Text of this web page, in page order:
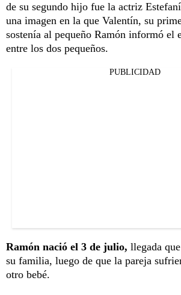
de su segundo hijo fue la actriz
una imagen en la que Valentín, su
sostenía al pequeño Ramón informó el
entre los dos pequeños.
PUBLICIDAD
Ramón nació el 3 de julio, llegada
su familia, luego de que la pareja
otro bebé.